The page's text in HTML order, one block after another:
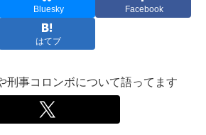
Bluesky Facebook
はてブ
刑事コロンボについて語ってます